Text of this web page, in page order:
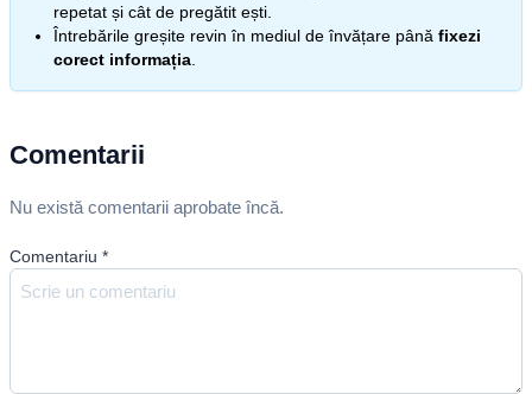
repetat și cât de pregătit ești.
Întrebările greșite revin în mediul de învățare până fixezi
corect informația
Comentarii
Nu există comentarii aprobate încă.
Comentariu *